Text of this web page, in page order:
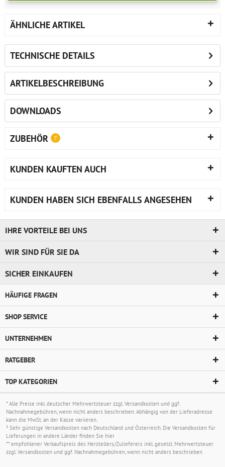
ÄHNLICHE ARTIKEL
TECHNISCHE DETAILS
ARTIKELBESCHREIBUNG
DOWNLOADS
ZUBEHÖR 7
KUNDEN KAUFTEN AUCH
KUNDEN HABEN SICH EBENFALLS ANGESEHEN
IHRE VORTEILE BEI UNS
WIR SIND FÜR SIE DA
SICHER EINKAUFEN
HÄUFIGE FRAGEN
SHOP SERVICE
UNTERNEHMEN
RATGEBER
TOP KATEGORIEN
* Alle Preise inkl. deutscher Mehrwertsteuer zzgl.Versandkosten und ggf.
Nachnahmegebühren, wenn nicht anders beschrieben. Abhängig von der Lieferadresse
kann die MwSt. an der Kasse variieren.
¹ Sehr günstige Versandkosten nach Deutschland und Österreich. Die Versandkosten für
Lieferungen in andere Länder finden Sie hier
** empfohlener Verkaufspreis des Herstellers/Zulieferers inkl. gesetzl. Mehrwertsteuer
zzgl.Versandkosten und ggf. Nachnahmegebühren, wenn nicht anders beschrieben